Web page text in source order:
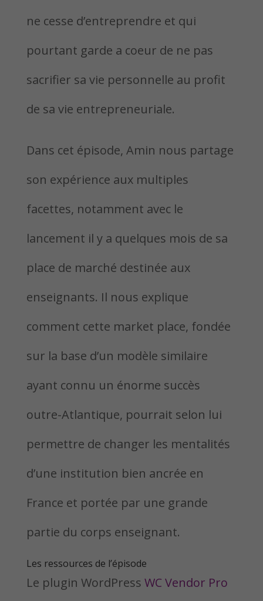
ne cesse d’entreprendre et qui
pourtant garde a coeur de ne pas
sacrifier sa vie personnelle au profit
de sa vie entrepreneuriale.
Dans cet épisode, Amin nous partage
son expérience aux multiples
facettes, notamment avec le
lancement il y a quelques mois de sa
place de marché destinée aux
enseignants. Il nous explique
comment cette market place, fondée
sur la base d’un modèle similaire
ayant connu un énorme succès
outre-Atlantique, pourrait selon lui
permettre de changer les mentalités
d’une institution bien ancrée en
France et portée par une grande
partie du corps enseignant.
Les ressources de l’épisode
Le plugin WordPress WC Vendor Pro